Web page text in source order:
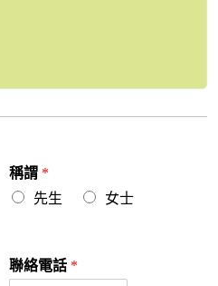
稱謂 *
先生
女士
聯絡電話 *